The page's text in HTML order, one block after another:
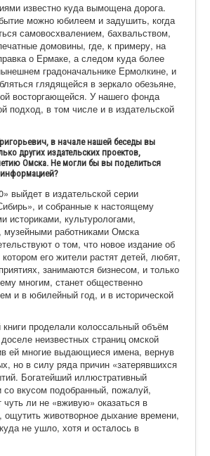
известно куда вымощена дорога.
можно юбилеем и задушить, когда
самовосхвалением, бахвальством,
домовины, где, к примеру, на
о Ермаке, а следом куда более
градоначальнике Ермолкине, и
глядящейся в зеркало обезьяне,
восторгающейся. У нашего фонда
подход, в том числе и в издательской
в начале нашей беседы вы
других издательских проектов,
Омска. Не могли бы вы поделиться
выйдет в издательской серии
и собранные к настоящему
историками, культурологами,
музейными работниками Омска
о том, что новое издание об
котором его жители растят детей, любят,
занимаются бизнесом, и только
многим, станет общественно
и в юбилейный год, и в исторической
книги проделали колоссальный объём
неизвестных страниц омской
ей многие выдающиеся имена, вернув
но в силу ряда причин «затерявшихся
Богатейший иллюстративный
со вкусом подобранный, пожалуй,
чуть ли не «вживую» оказаться в
ощутить животворное дыхание времени,
не ушло, хотя и осталось в